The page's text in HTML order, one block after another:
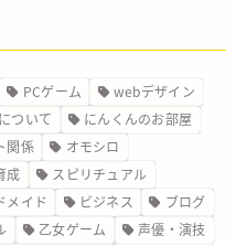
PCゲーム
webデザイン
ついて
にんくんのお部屋
関係
オモシロ
成
スピリチュアル
メイド ビジネス
ブログ
乙女ゲーム
声優・演技